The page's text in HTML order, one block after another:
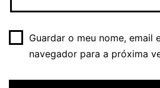
Guardar o meu nome, email
navegador para a próxima